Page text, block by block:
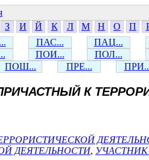
З И Й К Л М Н О П
ПАС...
ПАЦ...
ПОИ...
ПОЛ...
ПОШ... ПРЕ...
К
ДЕЯТЕЛЬНОСТИ,